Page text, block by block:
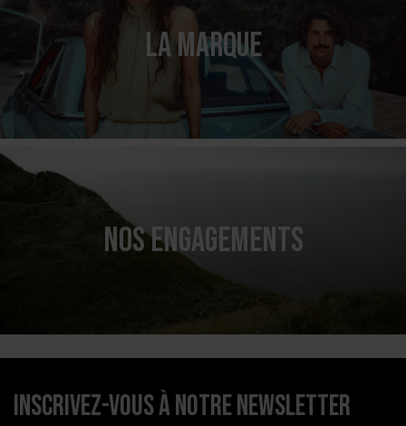
LA MARQUE
NOS ENGAGEMENTS
Inscrivez-vous à notre newsletter